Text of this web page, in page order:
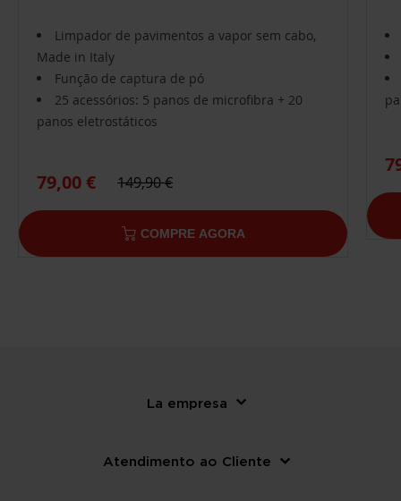
Limpador de pavimentos a vapor sem cabo,
Made in Italy
Função de captura de pó
25 acessórios: 5 panos de microfibra + 20
panos eletrostáticos
79,00 € 149,90 €
COMPRE AGORA
La empresa
Atendimento ao Cliente